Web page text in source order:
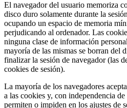
El navegador del usuario memoriza
disco duro solamente durante la
ocupando un espacio de memoria
perjudicando al ordenador. Las
ninguna clase de información
mayoría de las mismas se borran del
finalizar la sesión de navegador (las
cookies de sesión).
La mayoría de los navegadores
a las cookies y, con independencia de
permiten o impiden en los ajustes de